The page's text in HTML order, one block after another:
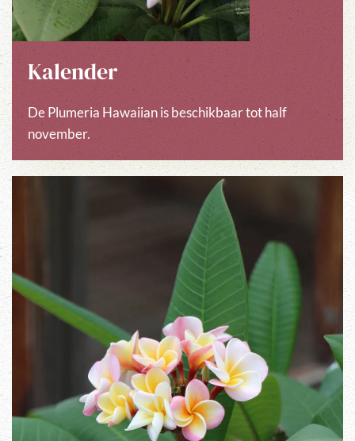
Kalender
De Plumeria Hawaiian is beschikbaar tot half
november.